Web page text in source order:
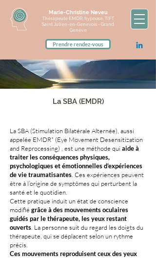
Marie-Christine Neveu
Thérapeute EMDR, hypnose, TIFT
Saint Julien-en-Genevois - Grand
Genève
Prendre rendez-vous
La SBA (EMDR)
La SBA (Stimulation Bilatérale Alternée), aussi
appelée EMDR* (Eye Movement Desensitization
and Reprocessing) , est une méthode qui aide à
traiter les conséquences physiques,
psychologiques et émotionnelles d’expériences
de vie traumatisantes . Ces expériences peuvent
être à l’origine de symptômes qui perturbent la
santé et le quotidien.
Cette pratique induit un état de conscience
modifié grâce à des mouvements oculaires
guidés par le thérapeute, les yeux restant
ouverts . La personne suit du regard les doigts du
thérapeute, qui se déplacent selon un rythme
précis.
Ces mouvements reproduisent ceux des yeux